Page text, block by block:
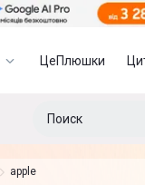
ЦеПлюшки
apple